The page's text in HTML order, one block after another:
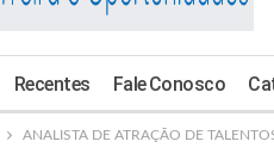
Recentes Fale Conosco
ANALISTA DE ATRAÇÃO DE